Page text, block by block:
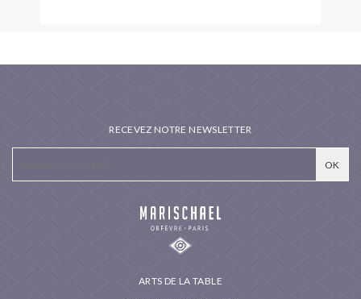
ARTS DE LA TABLE
RECEVEZ NOTRE NEWSLETTER